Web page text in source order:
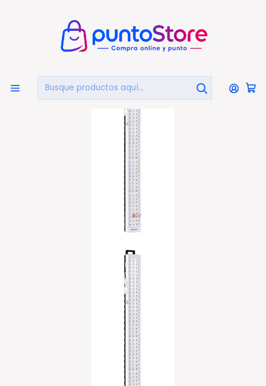
HOGAR Y DECORACIÓN Luz de Emergencia
Lámpara De Emergencia Con 120 Led De 480 Lumen - Ps